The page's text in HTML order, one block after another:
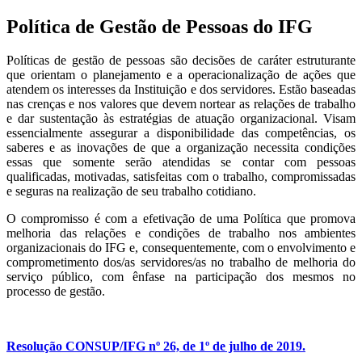
Política de Gestão de Pessoas do IFG
Políticas de gestão de pessoas são decisões de caráter estruturante
que orientam o planejamento e a operacionalização de ações que
atendem os interesses da Instituição e dos servidores. Estão baseadas
nas crenças e nos valores que devem nortear as relações de trabalho
e dar sustentação às estratégias de atuação organizacional. Visam
essencialmente assegurar a disponibilidade das competências, os
saberes e as inovações de que a organização necessita condições
essas que somente serão atendidas se contar com pessoas
qualificadas, motivadas, satisfeitas com o trabalho, compromissadas
e seguras na realização de seu trabalho cotidiano.
O compromisso é com a efetivação de uma Política que promova
melhoria das relações e condições de trabalho nos ambientes
organizacionais do IFG e, consequentemente, com o envolvimento e
comprometimento dos/as servidores/as no trabalho de melhoria do
serviço público, com ênfase na participação dos mesmos no
processo de gestão.
Resolução CONSUP/IFG nº 26, de 1º de julho de 2019.